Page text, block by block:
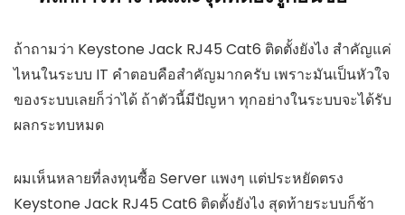
ถ้าถามว่า Keystone Jack RJ45 Cat6 ติดตั้งยังไง สำคัญแค่
ไหนในระบบ IT คำตอบคือสำคัญมากครับ เพราะมันเป็นหัวใจ
ของระบบเลยก็ว่าได้ ถ้าตัวนี้มีปัญหา ทุกอย่างในระบบจะได้รับ
ผลกระทบหมด
ผมเห็นหลายที่ลงทุนซื้อ Server แพงๆ แต่ประหยัดตรง
Keystone Jack RJ45 Cat6 ติดตั้งยังไง สุดท้ายระบบก็ช้า